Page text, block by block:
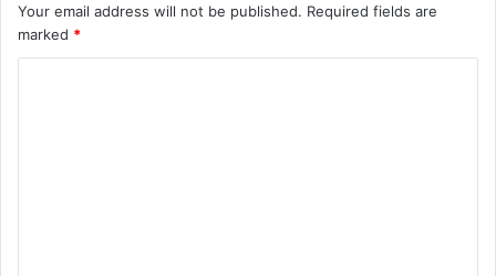
Your email address will not be published. Required fields are
marked *